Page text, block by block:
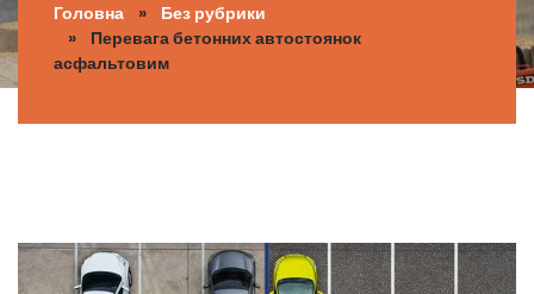
Головна » Без рубрики
» Перевага бетонних автостоянок
асфальтовим